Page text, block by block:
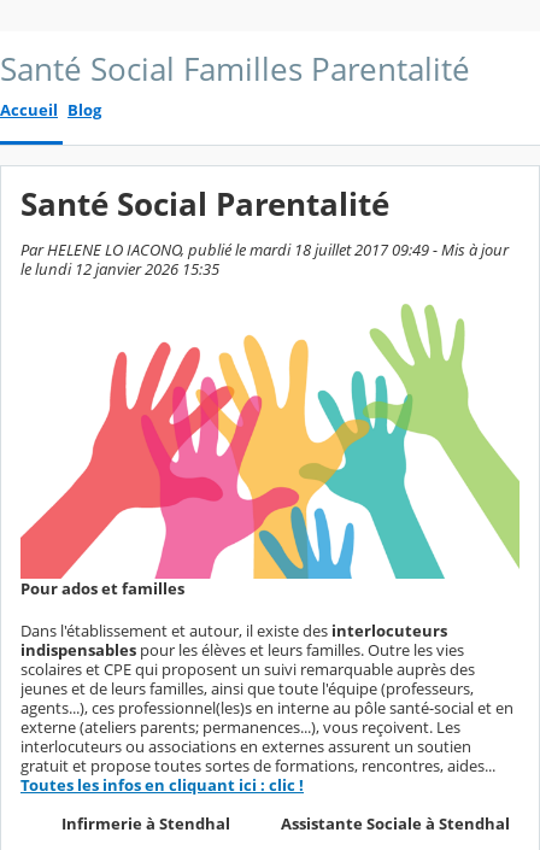
Santé Social Familles Parentalité
Accueil Blog
Santé Social Parentalité
Par HELENE LO IACONO, publié le mardi 18 juillet 2017 09:49 - Mis à jour
le lundi 12 janvier 2026 15:35
Pour ados et familles
Dans l'établissement et autour, il existe des interlocuteurs
indispensables pour les élèves et leurs familles. Outre les vies
scolaires et CPE qui proposent un suivi remarquable auprès des
jeunes et de leurs familles, ainsi que toute l'équipe (professeurs,
agents...), ces professionnel(les)s en interne au pôle santé-social et en
externe (ateliers parents; permanences...), vous reçoivent. Les
interlocuteurs ou associations en externes assurent un soutien
gratuit et propose toutes sortes de formations, rencontres, aides...
Toutes les infos en cliquant ici : clic !
Infirmerie à Stendhal
Assistante Sociale à Stendhal